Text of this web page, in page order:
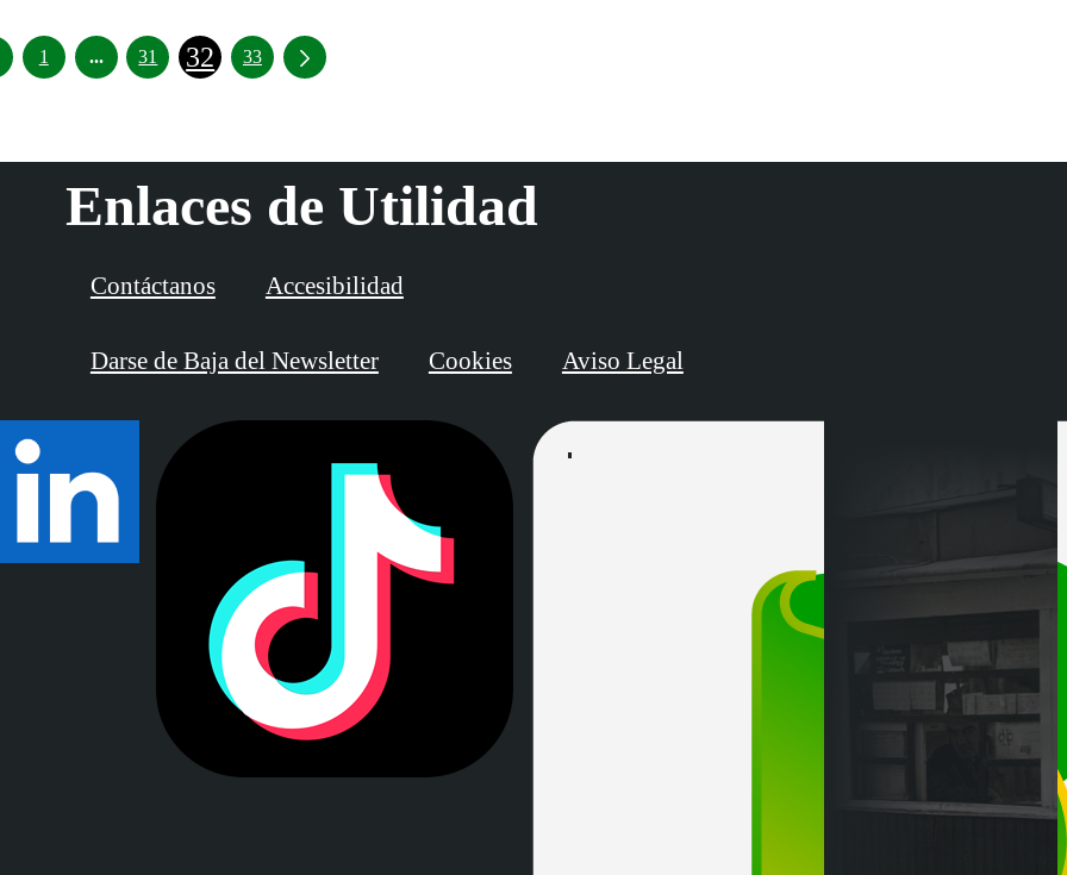
1 ...Páginas intermedias Use TAB para desplazarse.
31 32 33
Enlaces de Utilidad
Contáctanos Accesibilidad
Darse de Baja del Newsletter Cookies Aviso Legal